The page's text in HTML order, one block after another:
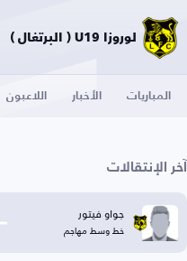
لوروزا U19 ( البرتغال )
المباريات الأخبار اللاعبون
آخر الإنتقالات
جواو فيتور
خط وسط مهاجم